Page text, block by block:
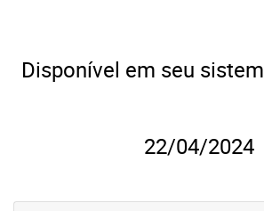
Disponível em seu
22/04/2024